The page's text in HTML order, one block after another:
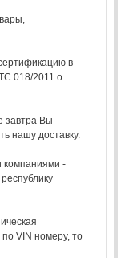
в
018/2011 о
завтра Вы
нашу доставку.
компаниями -
VIN номеру, то